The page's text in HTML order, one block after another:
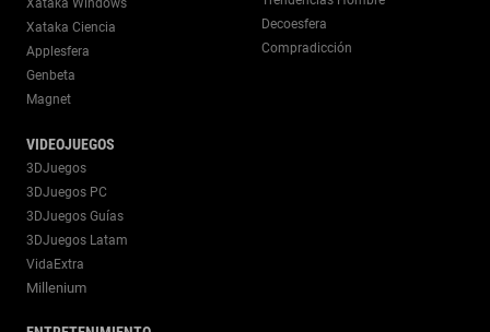
Xataka Ciencia
Applesfera
Genbeta
Magnet
VIDEOJUEGOS
3DJuegos
3DJuegos PC
3DJuegos Guías
3DJuegos Latam
VidaExtra
Millenium
Decoesfera
Compradicción